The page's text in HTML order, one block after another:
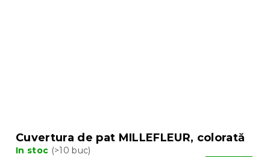
Cuvertura de pat MILLEFLEUR, colorată
In stoc (>10 buc)